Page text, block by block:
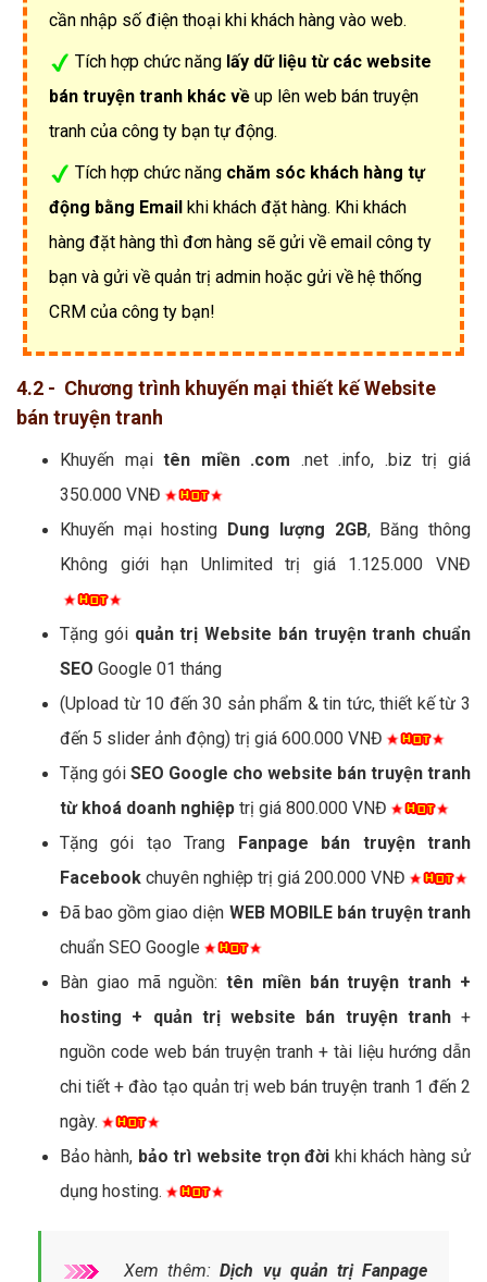
cần nhập số điện thoại khi khách hàng vào web.
Tích hợp chức năng lấy dữ liệu từ các website
bán truyện tranh khác về up lên web bán truyện
tranh của công ty bạn tự động.
Tích hợp chức năng chăm sóc khách hàng tự
động bằng Email khi khách đặt hàng. Khi khách
hàng đặt hàng thì đơn hàng sẽ gửi về email công ty
bạn và gửi về quản trị admin hoặc gửi về hệ thống
CRM của công ty bạn!
4.2 - Chương trình khuyến mại thiết kế Website
bán truyện tranh
Khuyến mạitên miền .com .net .info, .biz trị giá
350.000 VNĐ
Khuyến mại hosting Dung lượng 2GB, Băng thông
Không giới hạn Unlimited trị giá 1.125.000 VNĐ
Tặng gói quản trị Website bán truyện tranh chuẩn
SEO Google 01 tháng
(Upload từ 10 đến 30 sản phẩm & tin tức, thiết kế từ 3
đến 5 slider ảnh động) trị giá 600.000 VNĐ
Tặng gói SEO Google cho website bán truyện tranh
từ khoá doanh nghiệp trị giá 800.000 VNĐ
Tặng gói tạo Trang Fanpage bán truyện tranh
Facebook chuyên nghiệp trị giá 200.000 VNĐ
Đã bao gồm giao diện WEB MOBILE bán truyện tranh
chuẩn SEO Google
Bàn giao mã nguồn:tên miền bán truyện tranh +
hosting + quản trị website bán truyện tranh+
nguồn code web bán truyện tranh + tài liệu hướng dẫn
chi tiết + đào tạo quản trị web bán truyện tranh 1 đến 2
ngày.
Bảo hành, bảo trì website trọn đời khi khách hàng sử
dụng hosting.
Xem thêm:Dịch vụ quản trị Fanpage